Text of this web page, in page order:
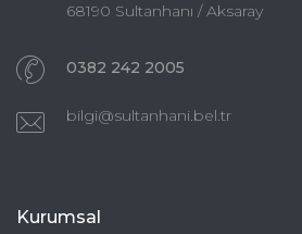
68190 Sultanhanı / Aksaray
0382 242 2005
bilgi@sultanhani.bel.tr
Kurumsal